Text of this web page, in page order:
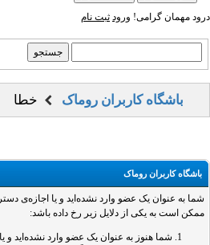
درود مهمان گرامی! ورود ثبت نام
باشگاه کاربران روماک خطا
باشگاه کاربران روماک
شما به عنوان یک عضو وارد نشده‌اید و یا اجازه‌ی
ممکن است به یکی از دلایل زیر رخ داده باشد:
شما هنوز به عنوان یک عضو وارد نشده‌اید و